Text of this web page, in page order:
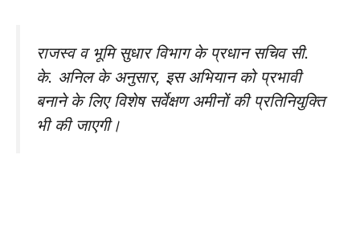
राजस्व व भूमि सुधार विभाग के प्रधान सचिव सी.
के. अनिल के अनुसार, इस अभियान को प्रभावी
बनाने के लिए विशेष सर्वेक्षण अमीनों की प्रतिनियुक्ति
भी की जाएगी।